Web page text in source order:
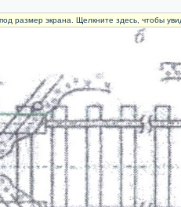
размер экрана. Щелкните здесь, чтобы